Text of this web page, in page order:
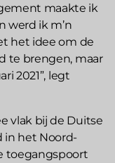
maakte ik
werd ik m’n
het idee om de
te brengen, maar
2021”, legt
vlak bij de Duitse
in het Noord-
toegangspoort